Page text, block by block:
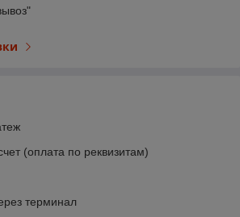
(оплата по реквизитам)
терминал